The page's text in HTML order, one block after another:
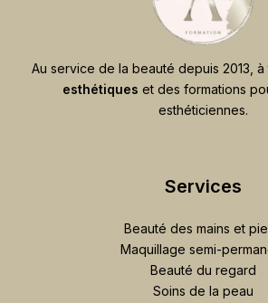
Au service de la beauté depuis 2013,
esthétiques et des formations
esthéticiennes.
Services
Beauté des mains et
Maquillage semi-
Beauté du regard
Soins de la peau